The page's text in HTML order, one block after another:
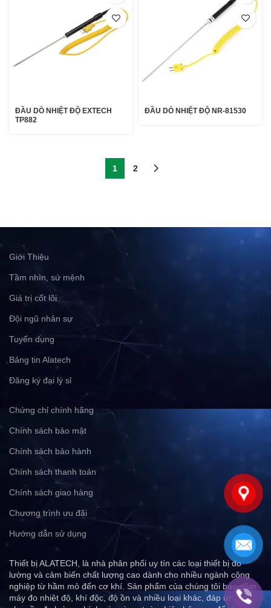
ĐẦU DÒ NHIỆT ĐỘ EXTECH
TP882
ĐẦU DÒ NHIỆT ĐỘ NR-81530
1 2
Giới Thiệu
Tầm nhìn, sứ mệnh
Giá trị cốt lõi
Đội ngũ nhân sự
Tuyển dụng
Bảng tin Alatech
Đăng ký đại lý sỉ
Chứng chỉ chính hãng
Chính sách bảo mật
Chính sách bảo hành
Chính sách thanh toán
Chính sách giao hàng
Chương trình ưu đãi
Hướng dẫn sử dụng
Thiết bị ALATECH, là nhà phân phối uy tín các loại thiết bị đo
lường và cảm biến chất lượng cao dành cho nhiều ngành công
nghiệp từ hầm mỏ đến cơ khí. Sản phẩm của chúng tôi bao gồm
máy đo nhiệt độ, khí độc, độ ồn và nhiều loại khác, đáp ứng mọi